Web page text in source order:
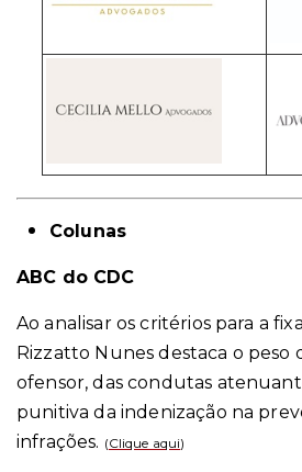
Colunas
ABC do CDC
Ao analisar os critérios para a
Rizzatto Nunes destaca o peso
ofensor, das condutas
punitiva da indenização na
infrações. (Clique aqui)